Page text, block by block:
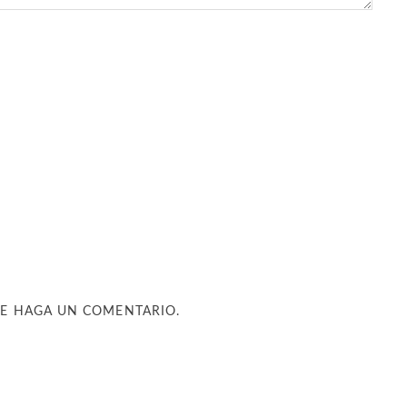
HAGA UN COMENTARIO.